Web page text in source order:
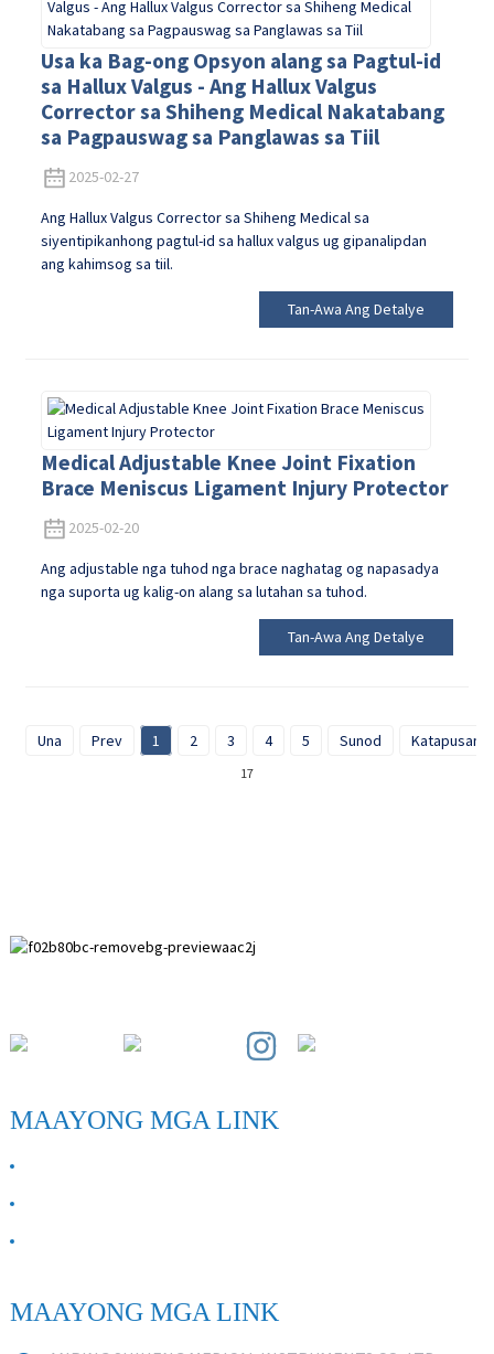
Usa ka Bag-ong Opsyon alang sa Pagtul-id
sa Hallux Valgus - Ang Hallux Valgus
Corrector sa Shiheng Medical Nakatabang
sa Pagpauswag sa Panglawas sa Tiil
2025-02-27
Ang Hallux Valgus Corrector sa Shiheng Medical sa
siyentipikanhong pagtul-id sa hallux valgus ug gipanalipdan
ang kahimsog sa tiil.
Tan-Awa Ang Detalye
Medical Adjustable Knee Joint Fixation
Brace Meniscus Ligament Injury Protector
2025-02-20
Ang adjustable nga tuhod nga brace naghatag og napasadya
nga suporta ug kalig-on alang sa lutahan sa tuhod.
Tan-Awa Ang Detalye
Una Prev 1 2 3 4 5 Sunod Katapusan
17
MAAYONG MGA LINK
MAAYONG MGA LINK